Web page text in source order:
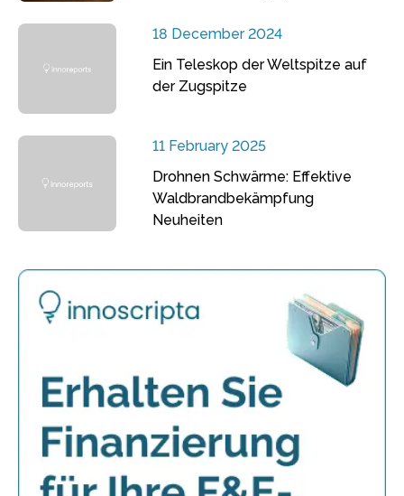
18 December 2024
Ein Teleskop der Weltspitze auf
der Zugspitze
11 February 2025
Drohnen Schwärme: Effektive
Waldbrandbekämpfung
Neuheiten